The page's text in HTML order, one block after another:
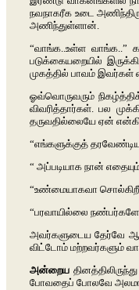
நவநாகரீக உடை
அணிந்துள்ளான்.
“வாங்க..உள்ள வாங்க..”
படுக்கையறையில்
முகத்தில் பாவம்
ஓவ்வொருவரும்
விவரித்தார்கள். பல
தருவதில்லையே ஏன்
“எங்களுக்குத்
“ அப்படியாக நான்
“உண்மையாகவா
“பரவாயில்லை
அவர்களுடைய தேர்வே
விட்டோம் மற்றவர்களும்
அன்றைய
போவதைப் போலவே